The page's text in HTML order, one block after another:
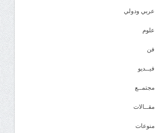
عربي ودولي
علوم
فن
فيــديو
مجتمــع
مقــالات
منوعات